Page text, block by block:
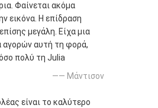
Φαίνεται ακόμα
εικόνα. Η επίδραση
μεγάλη. Είχα μια
αγορών αυτή τη φορά,
πολύ τη Julia
—— Μάντισον
είναι το καλύτερο